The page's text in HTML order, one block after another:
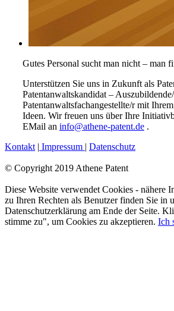
Gutes Personal sucht man nicht – man
Unterstützen Sie uns in Zukunft als
Patentanwaltskandidat –
Patentanwaltsfachangestellte/r mit
Ideen. Wir freuen uns über Ihre
EMail an info@athene-patent.de .
Kontakt | Impressum | Datenschutz
© Copyright 2019 Athene Patent
Diese Website verwendet Cookies - nähere
zu Ihren Rechten als Benutzer finden Sie in
Datenschutzerklärung am Ende der Seite.
stimme zu", um Cookies zu akzeptieren. Ich